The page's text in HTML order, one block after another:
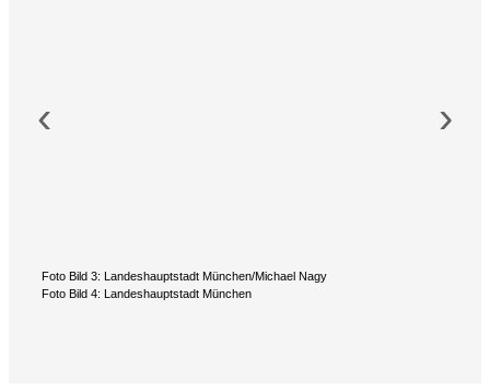
‹ ›
Foto Bild 3: Landeshauptstadt München/Michael Nagy
Foto Bild 4: Landeshauptstadt München